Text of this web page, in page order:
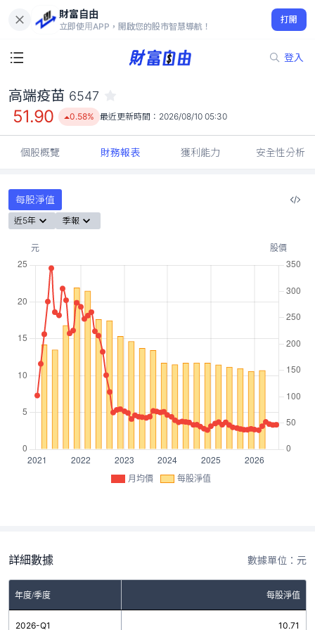
財富自由
立即使用APP，開啟您的股市智慧導航！
打開
登入
51.90
0.58%
高端疫苗 6547
51.90 0.58% 最近更新時間： 2026/08/10 05:30
個股概覽 財務報表 獲利能力 安全性分析
每股淨值
近5年 季報
月均價 每股淨值
詳細數據 數據單位：元
年度/季度 每股淨值
2026-Q1 10.71